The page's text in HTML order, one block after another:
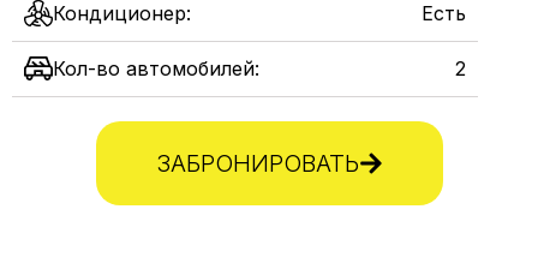
Кондиционер: Есть
Кол-во автомобилей: 2
ЗАБРОНИРОВАТЬ